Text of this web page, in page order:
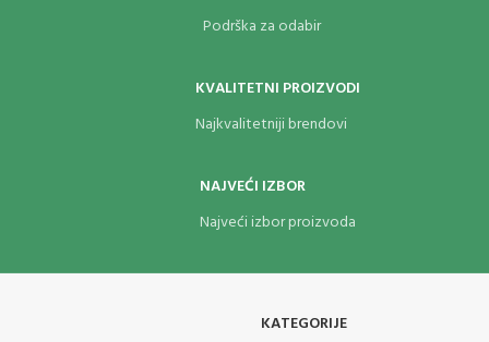
Podrška za odabir
KVALITETNI PROIZVODI
Najkvalitetniji brendovi
NAJVEĆI IZBOR
Najveći izbor proizvoda
KATEGORIJE